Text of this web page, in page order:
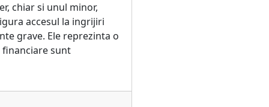
chiar si unul minor,
accesul la ingrijiri
grave. Ele reprezinta o
financiare sunt